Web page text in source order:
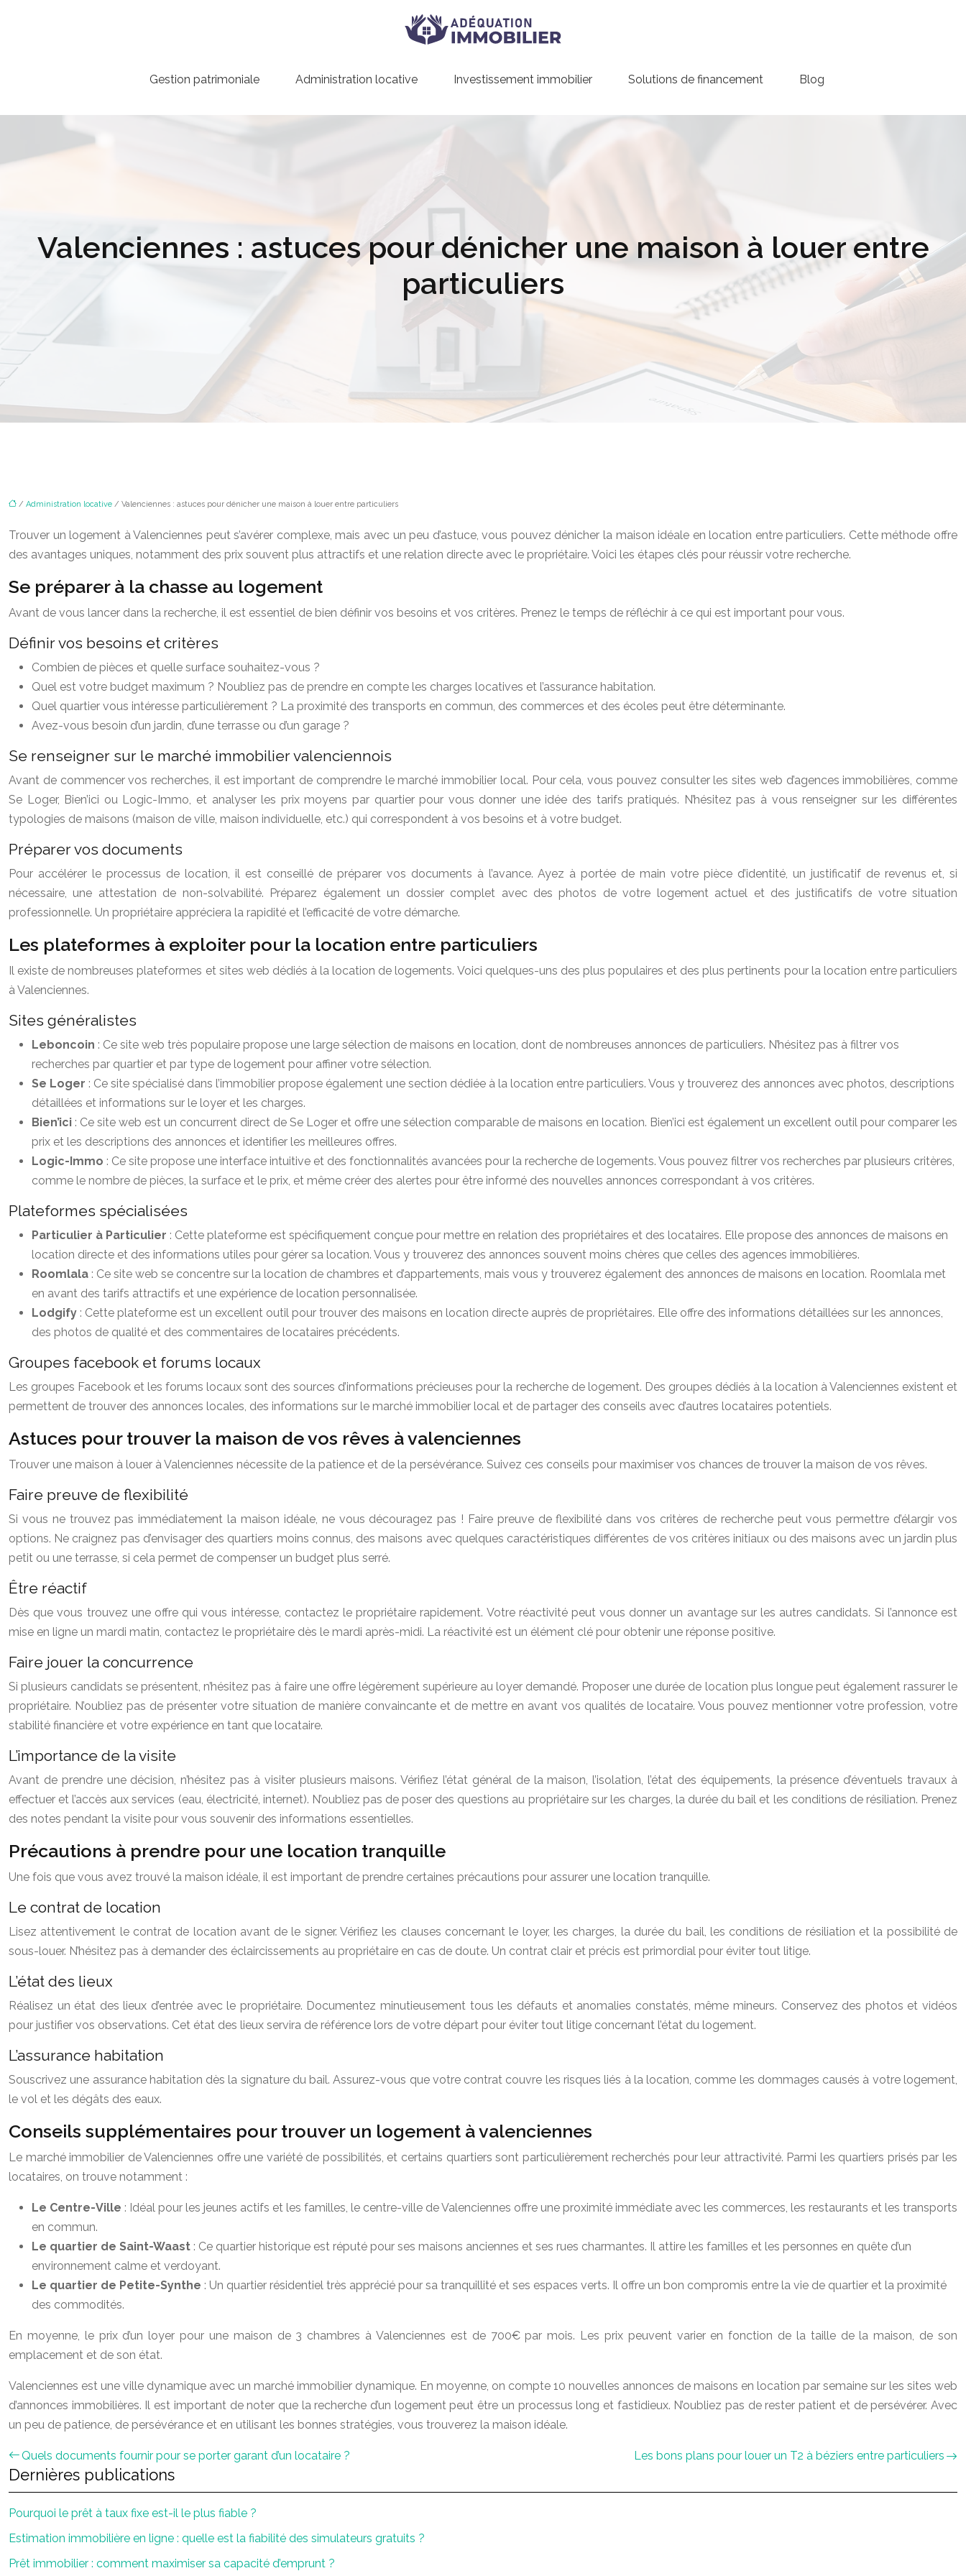
Gestion patrimoniale Administration locative Investissement immobilier Solutions de financement Blog
Valenciennes : astuces pour dénicher une maison à louer entre
particuliers
/ Administration locative / Valenciennes : astuces pour dénicher une maison à louer entre particuliers
Trouver un logement à Valenciennes peut s’avérer complexe, mais avec un peu d’astuce, vous pouvez dénicher la maison idéale en location entre particuliers. Cette méthode offre
des avantages uniques, notamment des prix souvent plus attractifs et une relation directe avec le propriétaire. Voici les étapes clés pour réussir votre recherche.
Se préparer à la chasse au logement
Avant de vous lancer dans la recherche, il est essentiel de bien définir vos besoins et vos critères. Prenez le temps de réfléchir à ce qui est important pour vous.
Définir vos besoins et critères
Combien de pièces et quelle surface souhaitez-vous ?
Quel est votre budget maximum ? N’oubliez pas de prendre en compte les charges locatives et l’assurance habitation.
Quel quartier vous intéresse particulièrement ? La proximité des transports en commun, des commerces et des écoles peut être déterminante.
Avez-vous besoin d’un jardin, d’une terrasse ou d’un garage ?
Se renseigner sur le marché immobilier valenciennois
Avant de commencer vos recherches, il est important de comprendre le marché immobilier local. Pour cela, vous pouvez consulter les sites web d’agences immobilières, comme
Se Loger, Bien’ici ou Logic-Immo, et analyser les prix moyens par quartier pour vous donner une idée des tarifs pratiqués. N’hésitez pas à vous renseigner sur les différentes
typologies de maisons (maison de ville, maison individuelle, etc.) qui correspondent à vos besoins et à votre budget.
Préparer vos documents
Pour accélérer le processus de location, il est conseillé de préparer vos documents à l’avance. Ayez à portée de main votre pièce d’identité, un justificatif de revenus et, si
nécessaire, une attestation de non-solvabilité. Préparez également un dossier complet avec des photos de votre logement actuel et des justificatifs de votre situation
professionnelle. Un propriétaire appréciera la rapidité et l’efficacité de votre démarche.
Les plateformes à exploiter pour la location entre particuliers
Il existe de nombreuses plateformes et sites web dédiés à la location de logements. Voici quelques-uns des plus populaires et des plus pertinents pour la location entre particuliers
à Valenciennes.
Sites généralistes
Leboncoin : Ce site web très populaire propose une large sélection de maisons en location, dont de nombreuses annonces de particuliers. N’hésitez pas à filtrer vos
recherches par quartier et par type de logement pour affiner votre sélection.
Se Loger : Ce site spécialisé dans l’immobilier propose également une section dédiée à la location entre particuliers. Vous y trouverez des annonces avec photos, descriptions
détaillées et informations sur le loyer et les charges.
Bien’ici : Ce site web est un concurrent direct de Se Loger et offre une sélection comparable de maisons en location. Bien’ici est également un excellent outil pour comparer les
prix et les descriptions des annonces et identifier les meilleures offres.
Logic-Immo : Ce site propose une interface intuitive et des fonctionnalités avancées pour la recherche de logements. Vous pouvez filtrer vos recherches par plusieurs critères,
comme le nombre de pièces, la surface et le prix, et même créer des alertes pour être informé des nouvelles annonces correspondant à vos critères.
Plateformes spécialisées
Particulier à Particulier : Cette plateforme est spécifiquement conçue pour mettre en relation des propriétaires et des locataires. Elle propose des annonces de maisons en
location directe et des informations utiles pour gérer sa location. Vous y trouverez des annonces souvent moins chères que celles des agences immobilières.
Roomlala : Ce site web se concentre sur la location de chambres et d’appartements, mais vous y trouverez également des annonces de maisons en location. Roomlala met
en avant des tarifs attractifs et une expérience de location personnalisée.
Lodgify : Cette plateforme est un excellent outil pour trouver des maisons en location directe auprès de propriétaires. Elle offre des informations détaillées sur les annonces,
des photos de qualité et des commentaires de locataires précédents.
Groupes facebook et forums locaux
Les groupes Facebook et les forums locaux sont des sources d’informations précieuses pour la recherche de logement. Des groupes dédiés à la location à Valenciennes existent et
permettent de trouver des annonces locales, des informations sur le marché immobilier local et de partager des conseils avec d’autres locataires potentiels.
Astuces pour trouver la maison de vos rêves à valenciennes
Trouver une maison à louer à Valenciennes nécessite de la patience et de la persévérance. Suivez ces conseils pour maximiser vos chances de trouver la maison de vos rêves.
Faire preuve de flexibilité
Si vous ne trouvez pas immédiatement la maison idéale, ne vous découragez pas ! Faire preuve de flexibilité dans vos critères de recherche peut vous permettre d’élargir vos
options. Ne craignez pas d’envisager des quartiers moins connus, des maisons avec quelques caractéristiques différentes de vos critères initiaux ou des maisons avec un jardin plus
petit ou une terrasse, si cela permet de compenser un budget plus serré.
Être réactif
Dès que vous trouvez une offre qui vous intéresse, contactez le propriétaire rapidement. Votre réactivité peut vous donner un avantage sur les autres candidats. Si l’annonce est
mise en ligne un mardi matin, contactez le propriétaire dès le mardi après-midi. La réactivité est un élément clé pour obtenir une réponse positive.
Faire jouer la concurrence
Si plusieurs candidats se présentent, n’hésitez pas à faire une offre légèrement supérieure au loyer demandé. Proposer une durée de location plus longue peut également rassurer le
propriétaire. N’oubliez pas de présenter votre situation de manière convaincante et de mettre en avant vos qualités de locataire. Vous pouvez mentionner votre profession, votre
stabilité financière et votre expérience en tant que locataire.
L’importance de la visite
Avant de prendre une décision, n’hésitez pas à visiter plusieurs maisons. Vérifiez l’état général de la maison, l’isolation, l’état des équipements, la présence d’éventuels travaux à
effectuer et l’accès aux services (eau, électricité, internet). N’oubliez pas de poser des questions au propriétaire sur les charges, la durée du bail et les conditions de résiliation. Prenez
des notes pendant la visite pour vous souvenir des informations essentielles.
Précautions à prendre pour une location tranquille
Une fois que vous avez trouvé la maison idéale, il est important de prendre certaines précautions pour assurer une location tranquille.
Le contrat de location
Lisez attentivement le contrat de location avant de le signer. Vérifiez les clauses concernant le loyer, les charges, la durée du bail, les conditions de résiliation et la possibilité de
sous-louer. N’hésitez pas à demander des éclaircissements au propriétaire en cas de doute. Un contrat clair et précis est primordial pour éviter tout litige.
L’état des lieux
Réalisez un état des lieux d’entrée avec le propriétaire. Documentez minutieusement tous les défauts et anomalies constatés, même mineurs. Conservez des photos et vidéos
pour justifier vos observations. Cet état des lieux servira de référence lors de votre départ pour éviter tout litige concernant l’état du logement.
L’assurance habitation
Souscrivez une assurance habitation dès la signature du bail. Assurez-vous que votre contrat couvre les risques liés à la location, comme les dommages causés à votre logement,
le vol et les dégâts des eaux.
Conseils supplémentaires pour trouver un logement à valenciennes
Le marché immobilier de Valenciennes offre une variété de possibilités, et certains quartiers sont particulièrement recherchés pour leur attractivité. Parmi les quartiers prisés par les
locataires, on trouve notamment :
Le Centre-Ville : Idéal pour les jeunes actifs et les familles, le centre-ville de Valenciennes offre une proximité immédiate avec les commerces, les restaurants et les transports
en commun.
Le quartier de Saint-Waast : Ce quartier historique est réputé pour ses maisons anciennes et ses rues charmantes. Il attire les familles et les personnes en quête d’un
environnement calme et verdoyant.
Le quartier de Petite-Synthe : Un quartier résidentiel très apprécié pour sa tranquillité et ses espaces verts. Il offre un bon compromis entre la vie de quartier et la proximité
des commodités.
En moyenne, le prix d’un loyer pour une maison de 3 chambres à Valenciennes est de 700€ par mois. Les prix peuvent varier en fonction de la taille de la maison, de son
emplacement et de son état.
Valenciennes est une ville dynamique avec un marché immobilier dynamique. En moyenne, on compte 10 nouvelles annonces de maisons en location par semaine sur les sites web
d’annonces immobilières. Il est important de noter que la recherche d’un logement peut être un processus long et fastidieux. N’oubliez pas de rester patient et de persévérer. Avec
un peu de patience, de persévérance et en utilisant les bonnes stratégies, vous trouverez la maison idéale.
Quels documents fournir pour se porter garant d’un locataire ? Les bons plans pour louer un T2 à béziers entre particuliers
Dernières publications
Pourquoi le prêt à taux fixe est-il le plus fiable ?
Estimation immobilière en ligne : quelle est la fiabilité des simulateurs gratuits ?
Prêt immobilier : comment maximiser sa capacité d’emprunt ?